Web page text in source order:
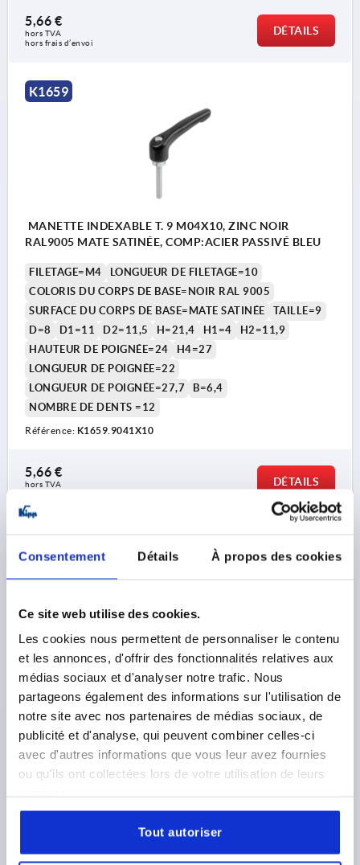
Consentement Détails À propos des cookies
Ce site web utilise des cookies.
Les cookies nous permettent de personnaliser le contenu
et les annonces, d'offrir des fonctionnalités relatives aux
médias sociaux et d'analyser notre trafic. Nous
partageons également des informations sur l'utilisation de
notre site avec nos partenaires de médias sociaux, de
publicité et d'analyse, qui peuvent combiner celles-ci
avec d'autres informations que vous leur avez fournies
ou qu'ils ont collectées lors de votre utilisation de leurs
Tout autoriser
5,66 €
hors TVA
hors frais d’envoi
DÉTAILS
K1659
MANETTE INDEXABLE T. 9 M04X10, ZINC NOIR
RAL9005 MATE SATINÉE, COMP:ACIER PASSIVÉ BLEU
FILETAGE=M4
LONGUEUR DE FILETAGE=10
COLORIS DU CORPS DE BASE=NOIR RAL 9005
SURFACE DU CORPS DE BASE=MATE SATINÉE
TAILLE=9
D=8
D1=11 D2=11,5 H=21,4 H1=4
H2=11,9
HAUTEUR DE POIGNÉE=24
H4=27
LONGUEUR DE POIGNÉE=22
LONGUEUR DE POIGNÉE=27,7
B=6,4
NOMBRE DE DENTS =12
Référence: K1659.9041X10
5,66 €
hors TVA
DÉTAILS
MANETTE INDEXABLE T. 9 M04X15, ZINC NOIR
RAL9005 MATE SATINÉE, COMP:ACIER PASSIVÉ BLEU
FILETAGE=M4
LONGUEUR DE FILETAGE=15
COLORIS DU CORPS DE BASE=NOIR RAL 9005
SURFACE DU CORPS DE BASE=MATE SATINÉE
TAILLE=9
D=8
D1=11 D2=11,5 H=21,4 H1=4
H2=11,9
LONGUEUR DE POIGNÉE=27,7
B=6,4
NOMBRE DE DENTS =12